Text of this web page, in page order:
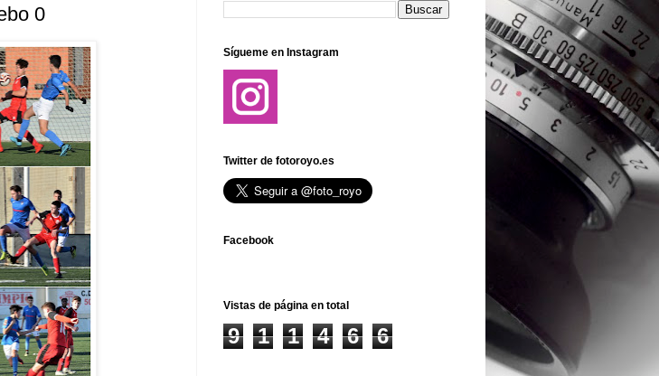
0
Sígueme en Instagram
Twitter de fotoroyo.es
Facebook
Vistas de página en total
9 1 1 4 6 6